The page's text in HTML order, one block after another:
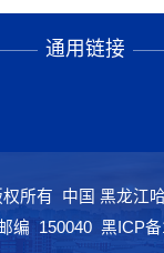
通用链接
权所有 中国 黑龙江
编 150040 黑ICP备